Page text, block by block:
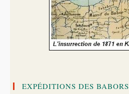
EXPÉDITIONS DES BABORS